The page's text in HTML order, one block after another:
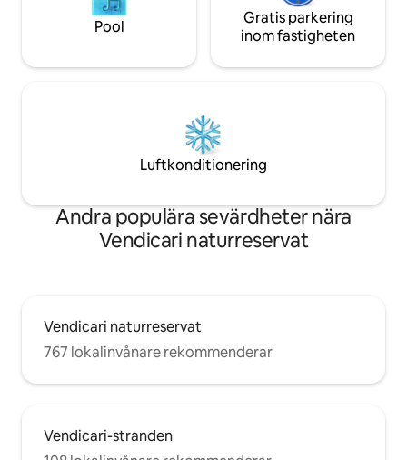
Pool
Gratis parkering
inom fastigheten
Luftkonditionering
Andra populära sevärdheter nära
Vendicari naturreservat
Vendicari naturreservat
767 lokalinvånare rekommenderar
Vendicari-stranden